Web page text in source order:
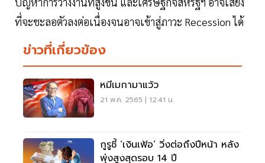
ที่จะชะลอตัวลงต่อเนื่องจนอาจเข้าสู่ภาวะ Recession ได้
ข่าวที่เกี่ยวข้อง
หมีเมกามาแว้ว
21 พ.ค. 2565 | 12:41 น.
กูรูชี้ ‘เงินเฟ้อ’ วิ่งต่อถึงปีหน้า หลัง
พุ่งสูงสุดรอบ 14 ปี